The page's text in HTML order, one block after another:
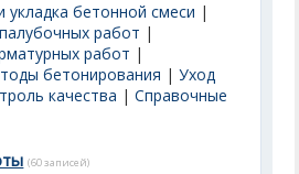
укладка бетонной смеси |
работ |
работ |
бетонирования |Уход
качества |Справочные
(60 записей)